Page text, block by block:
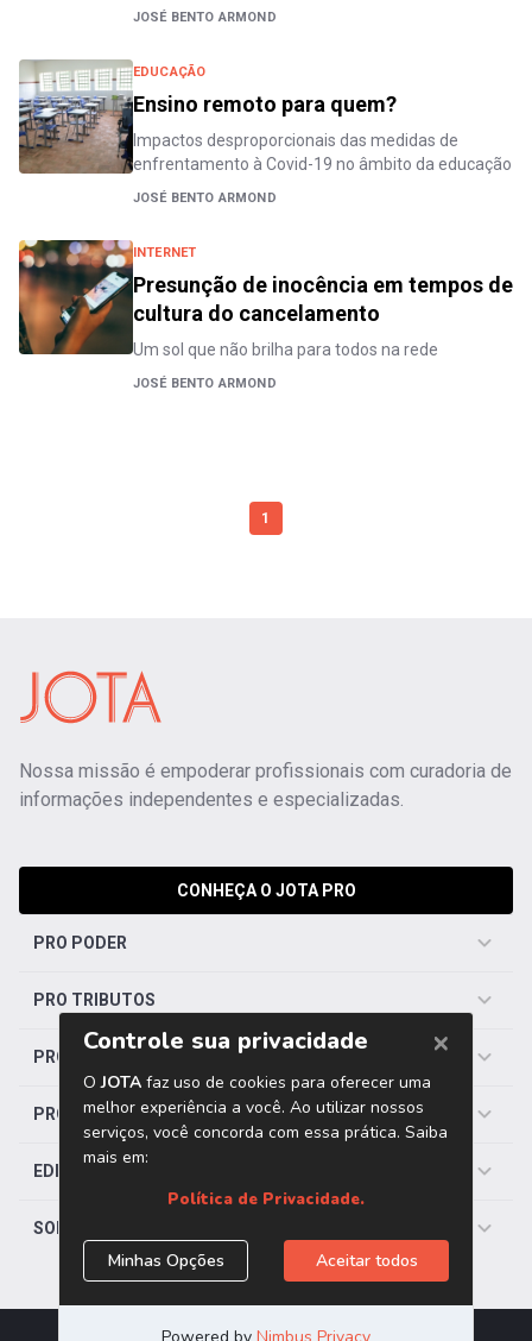
JOSÉ BENTO ARMOND
EDUCAÇÃO
Ensino remoto para quem?
Impactos desproporcionais das medidas de
enfrentamento à Covid-19 no âmbito da educação
JOSÉ BENTO ARMOND
INTERNET
Presunção de inocência em tempos de
cultura do cancelamento
Um sol que não brilha para todos na rede
JOSÉ BENTO ARMOND
1
Nossa missão é empoderar profissionais com curadoria de
informações independentes e especializadas.
CONHEÇA O JOTA PRO
PRO PODER
PRO TRIBUTOS
PRO TRABALHISTA
PRO SAÚDE
EDITORIAS
SOBRE O JOTA